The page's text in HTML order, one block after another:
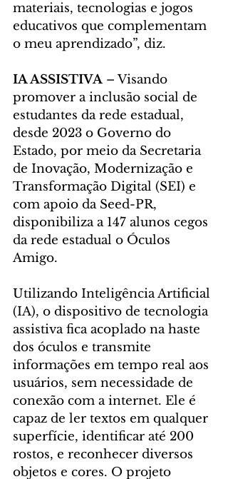
materiais, tecnologias e jogos
educativos que complementam
o meu aprendizado”, diz.
IA ASSISTIVA – Visando
promover a inclusão social de
estudantes da rede estadual,
desde 2023 o Governo do
Estado, por meio da Secretaria
de Inovação, Modernização e
Transformação Digital (SEI) e
com apoio da Seed-PR,
disponibiliza a 147 alunos cegos
da rede estadual o Óculos
Amigo.
Utilizando Inteligência Artificial
(IA), o dispositivo de tecnologia
assistiva fica acoplado na haste
dos óculos e transmite
informações em tempo real aos
usuários, sem necessidade de
conexão com a internet. Ele é
capaz de ler textos em qualquer
superfície, identificar até 200
rostos, e reconhecer diversos
objetos e cores. O projeto